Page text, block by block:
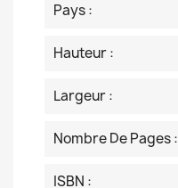
Pays :
Hauteur :
Largeur :
Nombre De Pages :
ISBN :